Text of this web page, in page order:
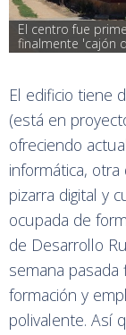
El centro fue
finalmente 'cajón
El edificio tiene
(está en
ofreciendo
informática,
pizarra digital y
ocupada de
de Desarrollo
semana
formación y
polivalente. Así